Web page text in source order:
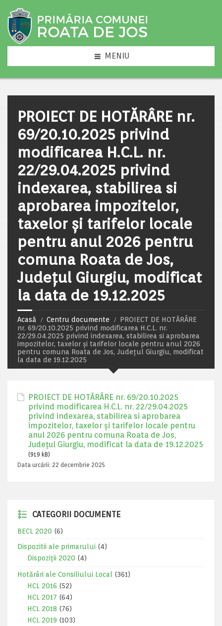
MENIU
PROIECT DE HOTĂRÂRE nr.
69/20.10.2025 privind
modificarea H.C.L. nr.
22/29.04.2025 privind
indexarea, stabilirea si
aprobarea impozitelor,
taxelor și tarifelor locale
pentru anul 2026 pentru
comuna Roata de Jos,
Județul Giurgiu, modificat
la data de 19.12.2025
Acasă Centru documente
PROIECT DE HOTĂRÂRE
nr. 69/20.10.2025 privind modificarea H.C.L. nr.
22/29.04.2025 privind indexarea, stabilirea si aprobarea
impozitelor, taxelor și tarifelor locale pentru anul 2026
pentru comuna Roata de Jos, Județul Giurgiu, modificat
la data de 19.12.2025
PROIECT DE HOTĂRÂRE nr. 69/20.10.2025
privind modificarea H.C.L. nr. 22/29.04.2025
privind indexarea, stabilirea si aprobarea
impozitelor, taxelor și tarifelor locale pentru
anul 2026 pentru comuna Roata de Jos,
Județul Giurgiu, modificat la data de 19.12.2025
(919 kB)
Data urcării: 22 decembrie 2025
CATEGORII DOCUMENTE
BECL 2020 (6)
Dispozitii ale primarului (4)
Dispoziții 2020 (4)
Hotărâri ale Consiliului Local
(361)
HCL 2016 (52)
HCL 2017 (64)
HCL 2018 (76)
HCL 2019 (103)